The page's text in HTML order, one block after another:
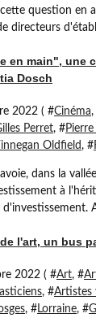
question en
directeurs
en main", une
Dosch
2022 ( #Cinéma,
Perret, #
Oldfield, #
dans la
à
l'art, un bus
2022 ( #Art, #
, #Artistes
, #Lorraine, #